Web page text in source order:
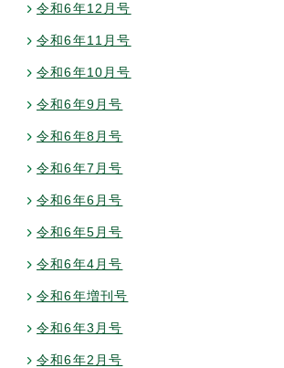
令和6年12月号
令和6年11月号
令和6年10月号
令和6年9月号
令和6年8月号
令和6年7月号
令和6年6月号
令和6年5月号
令和6年4月号
令和6年増刊号
令和6年3月号
令和6年2月号